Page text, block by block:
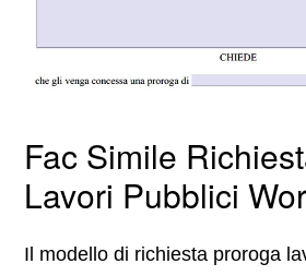
Fac Simile
Lavori Pubblici
Il modello di richiesta proroga